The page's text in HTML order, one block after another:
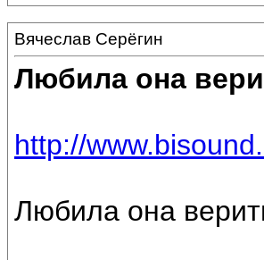
Вячеслав Серёгин
Любила она
http://
Любила она